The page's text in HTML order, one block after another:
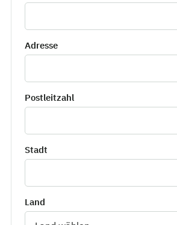
Adresse
Postleitzahl
Stadt
Land